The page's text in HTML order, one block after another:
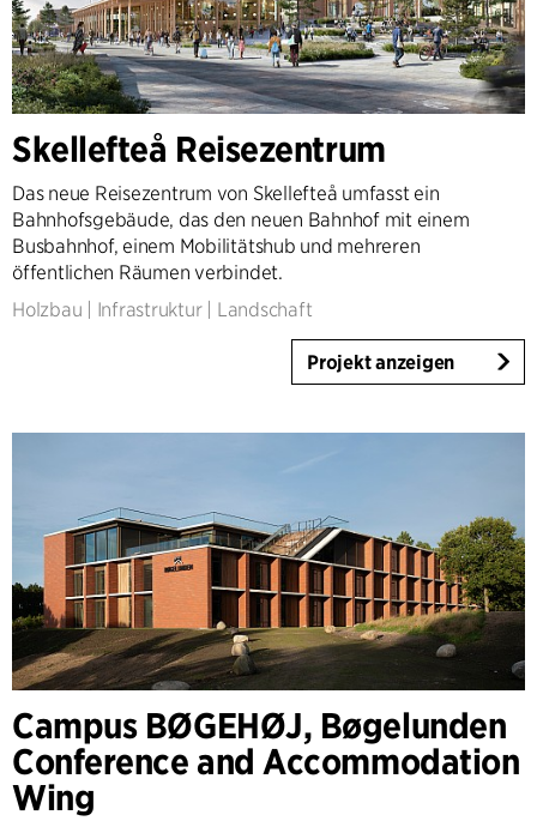
Skellefteå Reisezentrum
Das neue Reisezentrum von Skellefteå umfasst ein
Bahnhofsgebäude, das den neuen Bahnhof mit einem
Busbahnhof, einem Mobilitätshub und mehreren
öffentlichen Räumen verbindet.
Holzbau
Infrastruktur| Landschaft
Projekt anzeigen
Campus BØGEHØJ, Bøgelunden
Conference and Accommodation
Wing